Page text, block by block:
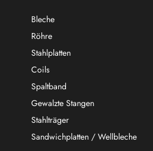
Bleche
Röhre
Stahlplatten
Coils
Spaltband
Gewalzte Stangen
Stahlträger
Sandwichplatten / Wellbleche